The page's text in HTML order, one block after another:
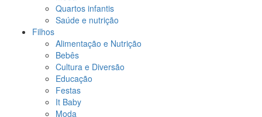
Quartos infantis
Saúde e nutrição
Filhos
Alimentação e Nutrição
Bebês
Cultura e Diversão
Educação
Festas
It Baby
Moda